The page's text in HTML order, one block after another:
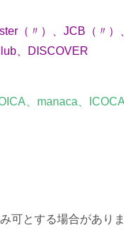
（〃）、JCB（〃
、DISCOVER
、manaca、
可とする場合があり